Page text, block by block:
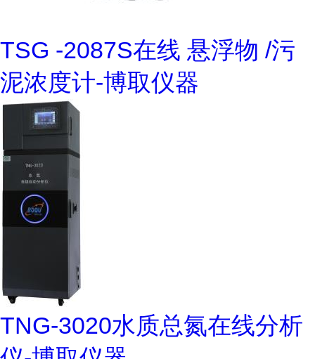
TSG -2087S在线 悬浮物 /污
泥浓度计-博取仪器
TNG-3020水质总氮在线分析